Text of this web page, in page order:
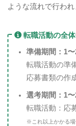
ような流れで行われ
転職活動の全
準備期間：1〜
転職活動の準
応募書類の作
選考期間：1〜
転職活動：応
※これ以上かかる場